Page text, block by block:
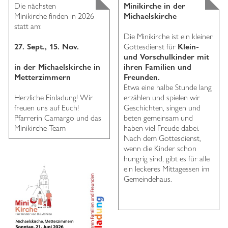
Die nächsten
Minikirche finden in 2026
statt am:
27. Sept., 15. Nov.
in der Michaelskirche in
Metterzimmern
Herzliche Einladung! Wir
freuen uns auf Euch!
Pfarrerin Camargo und das
Minikirche-Team
Minikirche in der
Michaelskirche
Die Minikirche ist ein kleiner
Gottesdienst für Klein-
und Vorschulkinder mit
ihren Familien und
Freunden.
Etwa eine halbe Stunde lang
erzählen und spielen wir
Geschichten, singen und
beten gemeinsam und
haben viel Freude dabei.
Nach dem Gottesdienst,
wenn die Kinder schon
hungrig sind, gibt es für alle
ein leckeres Mittagessen im
Gemeindehaus.